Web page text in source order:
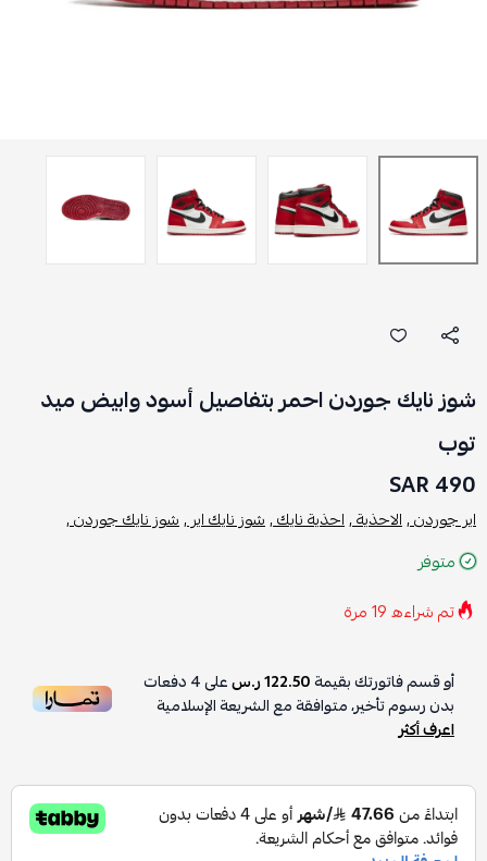
شوز نايك جوردن احمر بتفاصيل أسود وابيض ميد
توب
490 SAR
اير جوردن ,الاحذية ,احذية نايك ,شوز نايك اير ,شوز نايك جوردن ,
متوفر
تم شراءه19مرة
أو قسم فاتورتك بقيمة122.50 ر.س على4دفعات
بدون رسوم تأخير، متوافقة مع الشريعة الإسلامية
اعرف أكثر